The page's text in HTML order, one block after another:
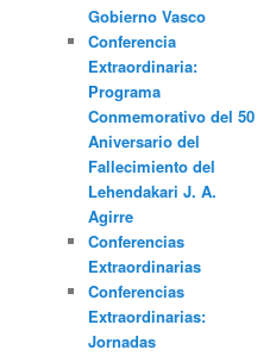
Gobierno Vasco
Conferencia
Extraordinaria:
Programa
Conmemorativo del 50
Aniversario del
Fallecimiento del
Lehendakari J. A.
Agirre
Conferencias
Extraordinarias
Conferencias
Extraordinarias:
Jornadas